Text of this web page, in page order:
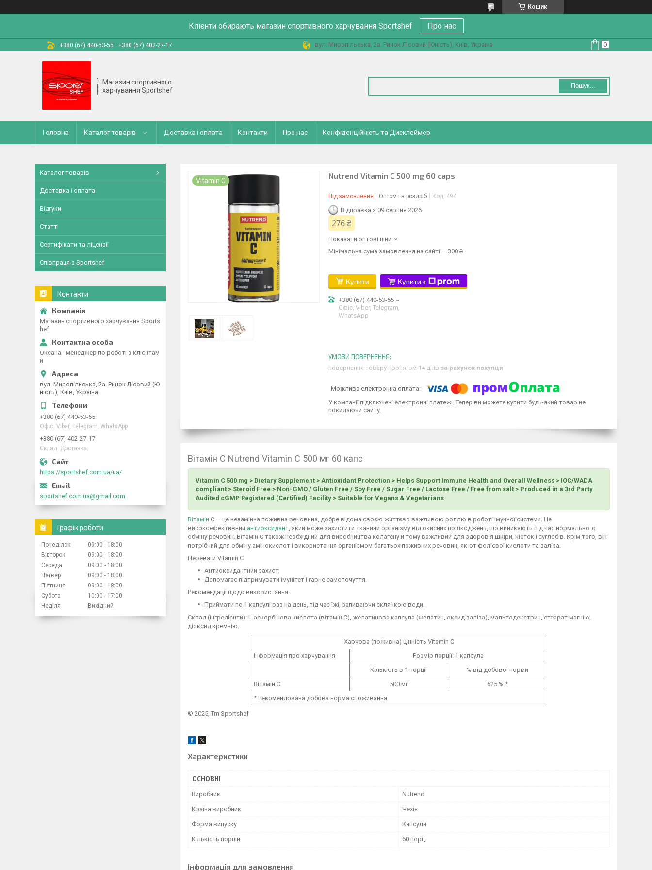
Кошик
Клієнти обирають магазин спортивного харчування Sportshef Про нас
+380 (67) 440-53-55 +380 (67) 402-27-17 вул. Миропільська, 2а. Ринок Лісовий (Юність), Київ, Україна
Магазин спортивного
харчування Sportshef
Пошук...
Головна Каталог товарів Доставка і оплата Контакти Про нас Конфіденційність та Дисклеймер
Vitamin C
Nutrend Vitamin C 500 mg 60 caps
Під замовлення Оптом і в роздріб Код: 494
Відправка з 09 серпня 2026
276 ₴
Показати оптові ціни
Мінімальна сума замовлення на сайті — 300 ₴
Купити Купити з
+380 (67) 440-53-55
Офіс, Viber, Telegram,
WhatsApp
повернення товару протягом 14 днів за рахунок покупця
У компанії підключені електронні платежі. Тепер ви можете купити будь-який товар не
покидаючи сайту.
Вітамін С Nutrend Vitamin C 500 мг 60 капс
Vitamin C 500 mg > Dietary Supplement > Antioxidant Protection > Helps Support Immune Health and Overall Wellness > IOC/WADA
compliant > Steroid Free > Non-GMO / Gluten Free / Soy Free / Sugar Free / Lactose Free / Free from salt > Produced in a 3rd Party
Audited cGMP Registered (Certified) Facility > Suitable for Vegans & Vegetarians
Вітамін С — це незамінна поживна речовина, добре відома своєю життєво важливою роллю в роботі імунної системи. Це
високоефективний антиоксидант , який може захистити тканини організму від окисних пошкоджень, що виникають під час нормального
обміну речовин. Вітамін С також необхідний для виробництва колагену й тому важливий для здоров’я шкіри, кісток і суглобів. Крім того, він
потрібний для обміну амінокислот і використання організмом багатьох поживних речовин, як-от фолієвої кислоти та заліза.
Переваги Vitamin C:
Антиоксидантний захист;
Допомагає підтримувати імунітет і гарне самопочуття.
Рекомендації щодо використання:
Приймати по 1 капсулі раз на день, під час їжі, запиваючи склянкою води.
Склад (інгредієнти): L-аскорбінова кислота (вітамін С), желатинова капсула (желатин, оксид заліза), мальтодекстрин, стеарат магнію,
діоксид кремнію.
Харчова (поживна) цінність Vitamin C
Інформація про харчування
Розмір порції: 1 капсула
Кількість в 1 порції
% від добової норми
Вітамін С
500 мг
625 % *
* Рекомендована добова норма споживання.
© 2025, Tm Sportshef
Характеристики
ОСНОВНІ
Виробник Nutrend
Країна виробник Чехія
Форма випуску Капсули
Кількість порцій 60 порц.
Інформація для замовлення
Каталог товарів
Доставка і оплата
Відгуки
Статті
Сертифікати та ліцензії
Співпраця з Sportshef
Контакти
Магазин спортивного харчування Sports
hef
Оксана - менеджер по роботі з клієнтам
и
вул. Миропільська, 2а. Ринок Лісовий (Ю
ність), Київ, Україна
+380 (67) 440-53-55
Офіс, Viber, Telegram, WhatsApp
+380 (67) 402-27-17
Склад, Доставка.
https://sportshef.com.ua/ua/
sportshef.com.ua@gmail.com
Графік роботи
Понеділок 09:00
18:00
Вівторок
09:00
18:00
Середа
09:00
18:00
Четвер
09:00
18:00
Пʼятниця
09:00
18:00
Субота
10:00
17:00
Неділя
Вихідний